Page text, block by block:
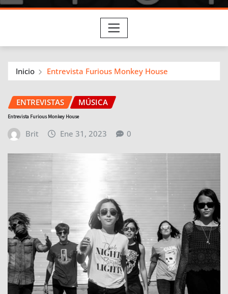
Inicio Entrevista Furious Monkey House
ENTREVISTAS MÚSICA
Entrevista Furious Monkey House
Brit Ene 31, 2023 0